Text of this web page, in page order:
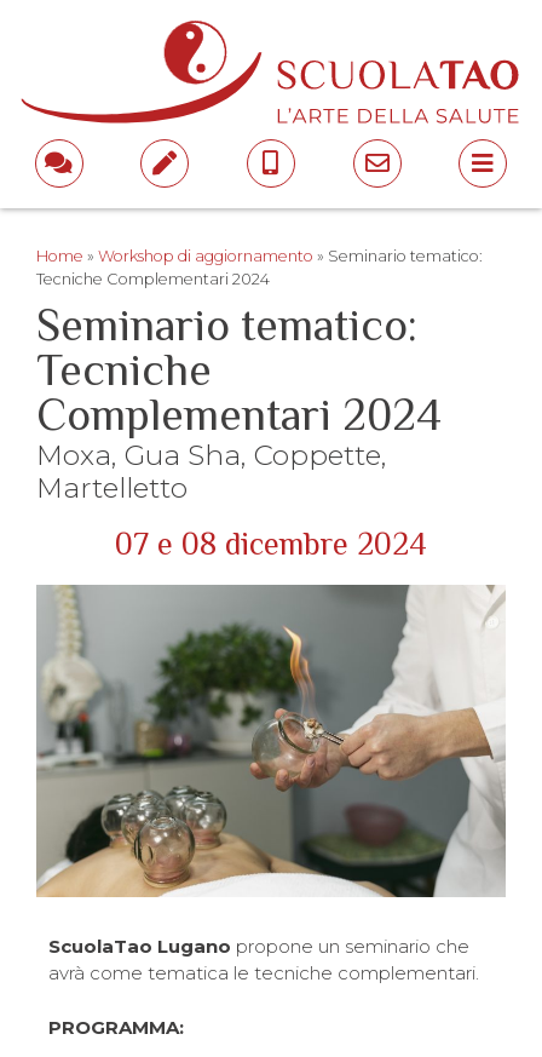
Home » Workshop di aggiornamento » Seminario tematico:
Tecniche Complementari 2024
Seminario tematico:
Tecniche
Complementari 2024
Moxa, Gua Sha, Coppette,
Martelletto
07 e 08 dicembre 2024
ScuolaTao Lugano propone un seminario che
avrà come tematica le tecniche complementari.
PROGRAMMA: